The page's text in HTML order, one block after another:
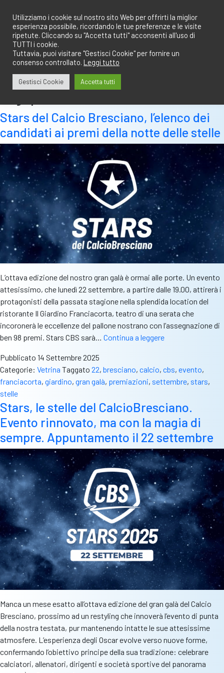
contenuto
Stars del Calcio Bresciano, l’elenco dei
candidati ai premi della notte delle stelle
L’ottava edizione del nostro gran galà è ormai alle porte. Un evento
attesissimo, che lunedì 22 settembre, a partire dalle 19.00, attirerà i
protagonisti della passata stagione nella splendida location del
ristorante Il Giardino Franciacorta, teatro di una serata che
incoronerà le eccellenze del pallone nostrano con l’assegnazione di
ben 98 premi. Stars CBS sarà… Continua a leggereStars
Bresciano,
l’elenco
candidati
ai
premi
della
notte
delle
stelle
Pubblicato 14 Settembre 2025
Categorie: Vetrina Taggato 22, bresciano, calcio, cbs, evento,
franciacorta, giardino, gran galà, premiazioni, settembre, stars,
stelle
Stars, le stelle del CalcioBresciano.
Evento rinnovato, ma con la magia di
sempre. Appuntamento il 22 settembre
Manca un mese esatto all’ottava edizione del gran galà del Calcio
Bresciano, prossimo ad un restyling che innoverà l’evento di punta
della nostra testata, pur mantenendo intatte le sue attesissime
atmosfere. L’esperienza degli Oscar evolve verso nuove forme,
confermando l’obiettivo principe della sua tradizione: celebrare
calciatori, allenatori, dirigenti e società sportive del panorama
Utilizziamo i cookie sul nostro sito Web per offrirti la miglior
esperienza possibile, ricordando le tue preferenze e le visite
ripetute. Cliccando su "Accetta tutti" acconsenti all'uso di
TUTTI i cookie.
Tuttavia, puoi visitare "Gestisci Cookie" per fornire un
consenso controllato. Leggi tutto
Gestisci Cookie Accetta tutti